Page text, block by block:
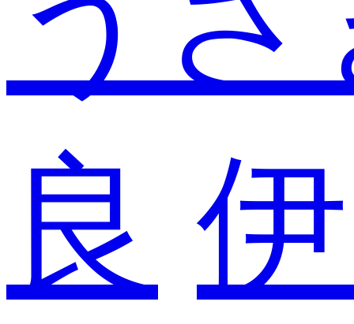
良